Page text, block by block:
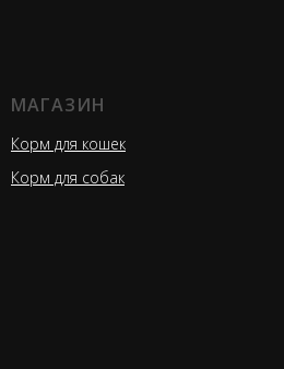
МАГАЗИН
Корм для кошек
Корм для собак